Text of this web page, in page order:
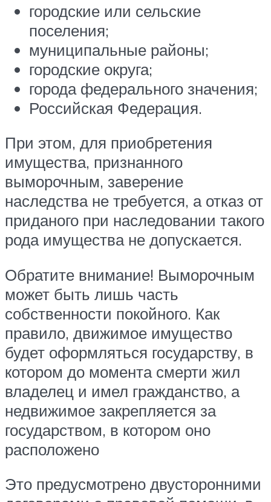
городские или сельские
поселения;
муниципальные районы;
городские округа;
города федерального значения;
Российская Федерация.
При этом, для приобретения
имущества, признанного
выморочным, заверение
наследства не требуется, а отказ от
приданого при наследовании такого
рода имущества не допускается.
Обратите внимание! Выморочным
может быть лишь часть
собственности покойного. Как
правило, движимое имущество
будет оформляться государству, в
котором до момента смерти жил
владелец и имел гражданство, а
недвижимое закрепляется за
государством, в котором оно
расположено
Это предусмотрено двусторонними